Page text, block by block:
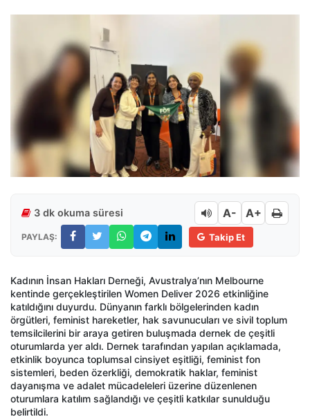
3 dk okuma süresi A- A+
PAYLAŞ: Takip Et
Kadının İnsan Hakları Derneği, Avustralya’nın Melbourne
kentinde gerçekleştirilen Women Deliver 2026 etkinliğine
katıldığını duyurdu. Dünyanın farklı bölgelerinden kadın
örgütleri, feminist hareketler, hak savunucuları ve sivil toplum
temsilcilerini bir araya getiren buluşmada dernek de çeşitli
oturumlarda yer aldı. Dernek tarafından yapılan açıklamada,
etkinlik boyunca toplumsal cinsiyet eşitliği, feminist fon
sistemleri, beden özerkliği, demokratik haklar, feminist
dayanışma ve adalet mücadeleleri üzerine düzenlenen
oturumlara katılım sağlandığı ve çeşitli katkılar sunulduğu
belirtildi.